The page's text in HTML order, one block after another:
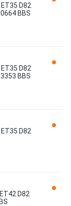
D82
BBS
D82
BBS
D82
D82